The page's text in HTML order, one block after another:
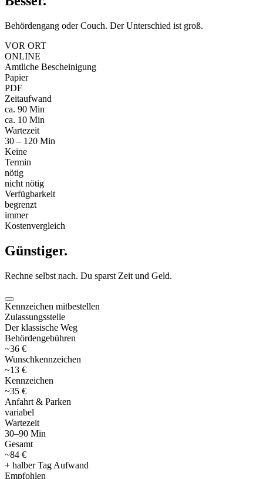
Behördengang oder Couch. Der Unterschied ist groß.
VOR ORT
ONLINE
Amtliche Bescheinigung
Papier
PDF
Zeitaufwand
ca. 90 Min
ca. 10 Min
Wartezeit
30 – 120 Min
Keine
Termin
nötig
nicht nötig
Verfügbarkeit
begrenzt
immer
Kostenvergleich
Günstiger.
Rechne selbst nach. Du sparst Zeit und Geld.
Kennzeichen mitbestellen
Zulassungsstelle
Der klassische Weg
Behördengebühren
~36 €
Wunschkennzeichen
~13 €
Kennzeichen
~35 €
Anfahrt & Parken
variabel
Wartezeit
30–90 Min
Gesamt
~84 €
+ halber Tag Aufwand
Empfohlen